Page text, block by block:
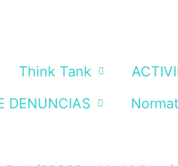
Think Tank
DENUNCIAS